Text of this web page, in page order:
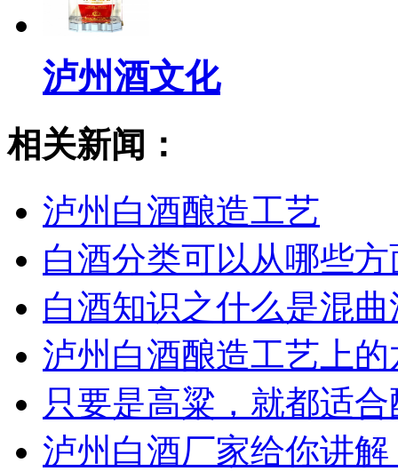
泸州酒文化
相关新闻：
泸州白酒酿造工艺
白酒分类可以从哪些
白酒知识之什么是混
泸州白酒酿造工艺上
只要是高粱，就都适
泸州白酒厂家给你讲